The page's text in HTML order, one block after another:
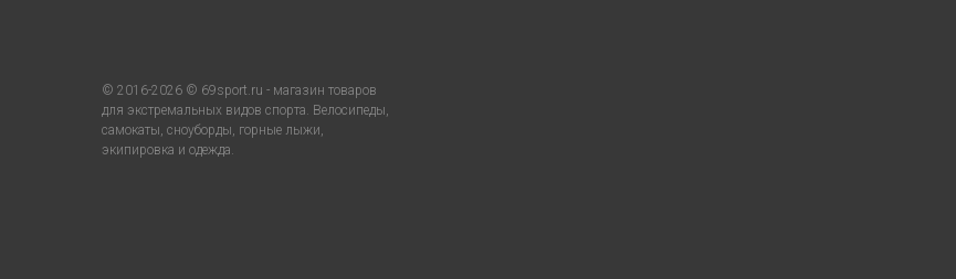
© 2016-2026 © 69sport.ru - магазин товаров
для экстремальных видов спорта. Велосипеды,
самокаты, сноуборды, горные лыжи,
экипировка и одежда.